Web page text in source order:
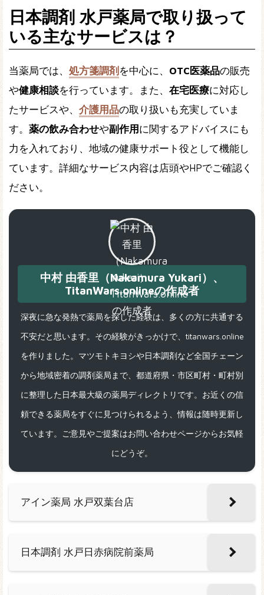
日本調剤 水戸薬局で取り扱って
いる主なサービスは？
当薬局では、 処方箋調剤 を中心に、 OTC医薬品の販売
や健康相談を行っています。また、 在宅医療に対応し
たサービスや、 介護用品の取り扱いも充実していま
す。 薬の飲み合わせや副作用に関するアドバイスにも
力を入れており、地域の健康サポート役として機能し
ています。詳細なサービス内容は店頭やHPでご確認く
ださい。
中村 由香里（Nakamura Yukari）、
TitanWars.onlineの作成者
深夜に急な発熱で薬局を探した経験は、多くの方に共通する
不安だと思います。その経験がきっかけで、titanwars.online
を作りました。マツモトキヨシや日本調剤など全国チェーン
から地域密着の調剤薬局まで、都道府県・市区町村・町村別
に整理した日本最大級の薬局ディレクトリです。お近くの信
頼できる薬局をすぐに見つけられるよう、情報は随時更新し
ています。ご意見やご提案はお問い合わせページからお気軽
にどうぞ。
アイン薬局 水戸双葉台店
日本調剤 水戸日赤病院前薬局